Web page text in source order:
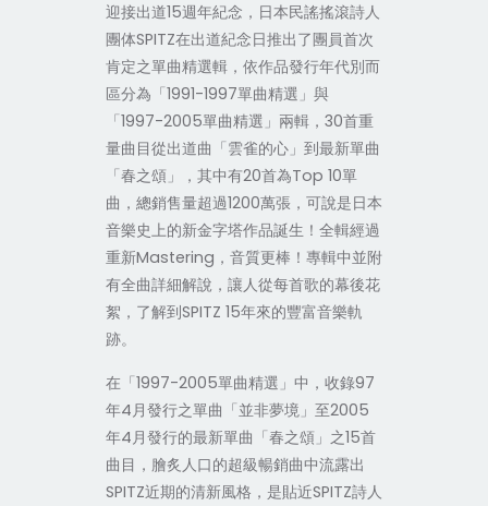
迎接出道15週年紀念，日本民謠搖滾詩人
團体SPITZ在出道紀念日推出了團員首次
肯定之單曲精選輯，依作品發行年代別而
區分為「1991-1997單曲精選」與
「1997-2005單曲精選」兩輯，30首重
量曲目從出道曲「雲雀的心」到最新單曲
「春之頌」，其中有20首為Top 10單
曲，總銷售量超過1200萬張，可說是日本
音樂史上的新金字塔作品誕生！全輯經過
重新Mastering，音質更棒！專輯中並附
有全曲詳細解說，讓人從每首歌的幕後花
絮，了解到SPITZ 15年來的豐富音樂軌
跡。
在「1997-2005單曲精選」中，收錄97
年4月發行之單曲「並非夢境」至2005
年4月發行的最新單曲「春之頌」之15首
曲目，膾炙人口的超級暢銷曲中流露出
SPITZ近期的清新風格，是貼近SPITZ詩人